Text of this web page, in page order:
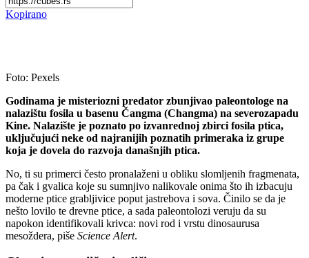
Kopirano
Foto: Pexels
Godinama je misteriozni predator zbunjivao paleontologe na
nalazištu fosila u basenu Čangma (Changma) na severozapadu
Kine. Nalazište je poznato po izvanrednoj zbirci fosila ptica,
uključujući neke od najranijih poznatih primeraka iz grupe
koja je dovela do razvoja današnjih ptica.
No, ti su primerci često pronalaženi u obliku slomljenih fragmenata,
pa čak i gvalica koje su sumnjivo nalikovale onima što ih izbacuju
moderne ptice grabljivice poput jastrebova i sova. Činilo se da je
nešto lovilo te drevne ptice, a sada paleontolozi veruju da su
napokon identifikovali krivca: novi rod i vrstu dinosaurusa
mesoždera, piše Science Alert.